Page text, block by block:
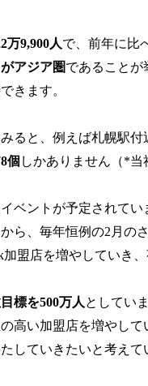
万9,900人で、前年に比
アジア圏であることが
きます。
ると、例えば札幌駅
個 しかありません（*​当
ベントが予定されて
ら、毎年恒例の2月の
盟店を増やしていき
標を500万人 としてい
高い加盟店を増やし
していきたいと考えて